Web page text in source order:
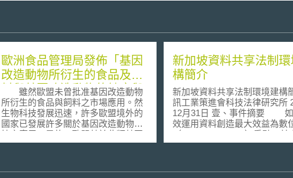
歐洲食品管理局發佈「基因
改造動物所衍生的食品及飼
料與基因改造動物的健康與
福利之安全評估」指導文件
雖然歐盟未曾批准基因改造動物
所衍生的食品與飼料之市場應用。然
生物科技發展迅速，許多歐盟境外的
國家已發展許多關於基因改造動物科
技之應用。是故，歐盟基於此類基因
改造動物所衍生的食品與飼料可能對
新加坡資料共享法制環
構簡介
新加坡資料共享法制環境建構簡
訊工業策進會科技法律研究所
12月31日 壹、事件摘要 如何有
效運用資料創造最大效益為數
（Digital Economy）重點，其
共享（data sharing）是有效方